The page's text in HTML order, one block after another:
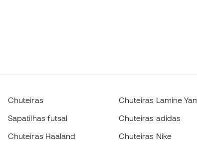
Chuteiras
Sapatilhas futsal
Chuteiras Haaland
Chuteiras Lamine
Chuteiras adidas
Chuteiras Nike